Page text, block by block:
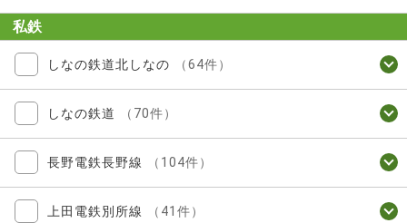
私鉄
しなの鉄道北しなの （64件）
しなの鉄道 （70件）
長野電鉄長野線 （104件）
上田電鉄別所線 （41件）